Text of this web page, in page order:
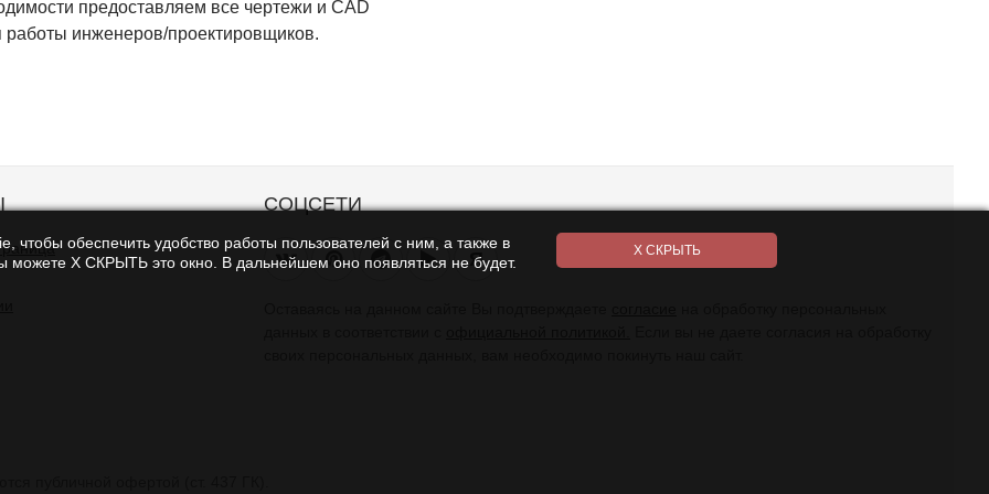
предоставляем все чертежи и CAD
инженеров/проектировщиков.
СОЦСЕТИ
Я
чтобы обеспечить удобство работы пользователей с ним, а также в
можете Х СКРЫТЬ это окно. В дальнейшем оно появляться не будет.